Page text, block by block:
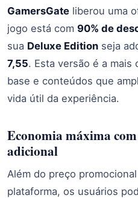
GamersGate liberou uma
jogo está com 90% de
sua Deluxe Edition seja
7,55. Esta versão é a
base e conteúdos que
vida útil da experiência.
Economia máxima
adicional
Além do preço
plataforma, os usuários